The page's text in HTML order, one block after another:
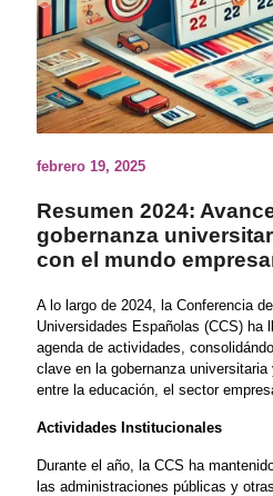
febrero 19, 2025
Resumen 2024:
gobernanza
con el mundo
A lo largo de 2024, la Conferencia
Universidades Españolas (CCS) ha
agenda de actividades,
clave en la gobernanza
entre la educación, el sector
Actividades Institucionales
Durante el año, la CCS ha
las administraciones públicas y